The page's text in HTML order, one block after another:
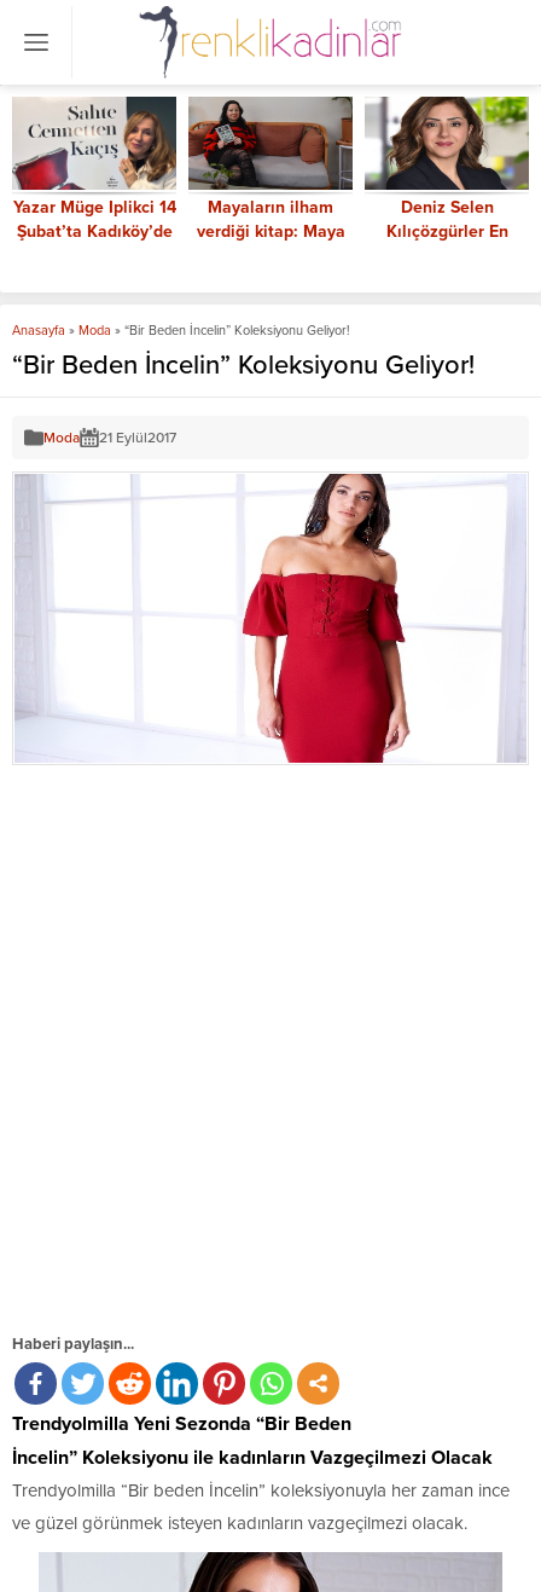
Mayaların ilham
verdiği kitap: Maya
Deniz Selen
Kılıçözgürler En
Green Up
Meetings No.5 “Sokak
Anasayfa » Moda » “Bir Beden İncelin” Koleksiyonu Geliyor!
“Bir Beden İncelin” Koleksiyonu Geliyor!
Moda 21 Eylül2017
Haberi paylaşın...
Trendyolmilla Yeni Sezonda “Bir Beden
İncelin” Koleksiyonu ile kadınların Vazgeçilmezi Olacak
Trendyolmilla “Bir beden İncelin” koleksiyonuyla her zaman ince
ve güzel görünmek isteyen kadınların vazgeçilmezi olacak.